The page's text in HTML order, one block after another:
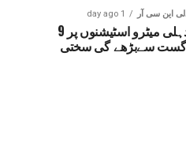
این سی آر 1 day ago
دہلی میٹرو اسٹیشنوں پر 9
سےبڑھے گی سختی